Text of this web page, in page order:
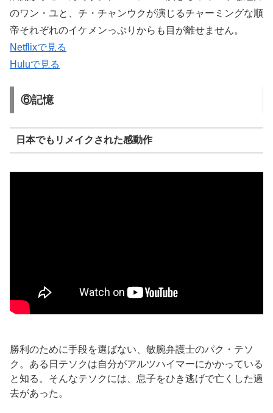
のワン・ユと、チ・チャンウクが演じるチャーミングな順
帝それぞれのイケメンっぷりからも目が離せません。
Netflixで見る
Huluで見る
⑥記憶
日本でもリメイクされた感動作
勝利のために手段を選ばない、敏腕弁護士のパク・テソ
ク。ある日テソクは自分がアルツハイマーにかかっている
と知る。そんなテソクには、息子をひき逃げで亡くした過
去があった。